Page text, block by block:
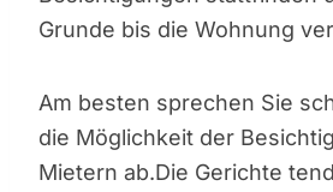
Grunde bis die Wohnung
Am besten sprechen Sie
die Möglichkeit der
Mietern ab.Die Gerichte